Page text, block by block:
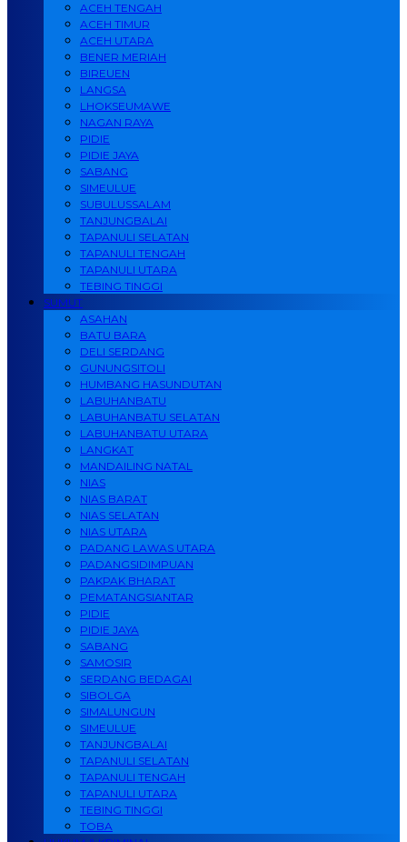
ACEH TENGAH
ACEH TIMUR
ACEH UTARA
BENER MERIAH
BIREUEN
LANGSA
LHOKSEUMAWE
NAGAN RAYA
PIDIE
PIDIE JAYA
SABANG
SIMEULUE
SUBULUSSALAM
TANJUNGBALAI
TAPANULI SELATAN
TAPANULI TENGAH
TAPANULI UTARA
TEBING TINGGI
SUMUT
ASAHAN
BATU BARA
DELI SERDANG
GUNUNGSITOLI
HUMBANG HASUNDUTAN
LABUHANBATU
LABUHANBATU SELATAN
LABUHANBATU UTARA
LANGKAT
MANDAILING NATAL
NIAS
NIAS BARAT
NIAS SELATAN
NIAS UTARA
PADANG LAWAS UTARA
PADANGSIDIMPUAN
PAKPAK BHARAT
PEMATANGSIANTAR
PIDIE
PIDIE JAYA
SABANG
SAMOSIR
SERDANG BEDAGAI
SIBOLGA
SIMALUNGUN
SIMEULUE
TANJUNGBALAI
TAPANULI SELATAN
TAPANULI TENGAH
TAPANULI UTARA
TEBING TINGGI
TOBA